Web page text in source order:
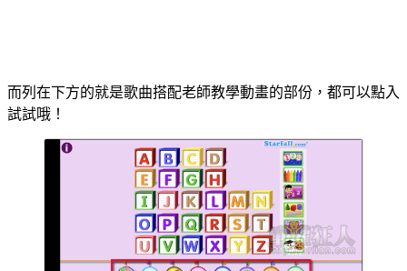
而列在下方的就是歌曲搭配老師教學動畫的部份，都可以點入
試試哦！